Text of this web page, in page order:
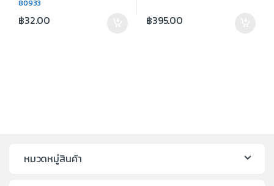
80933
฿32.00 ฿395.00
หมวดหมู่สินค้า